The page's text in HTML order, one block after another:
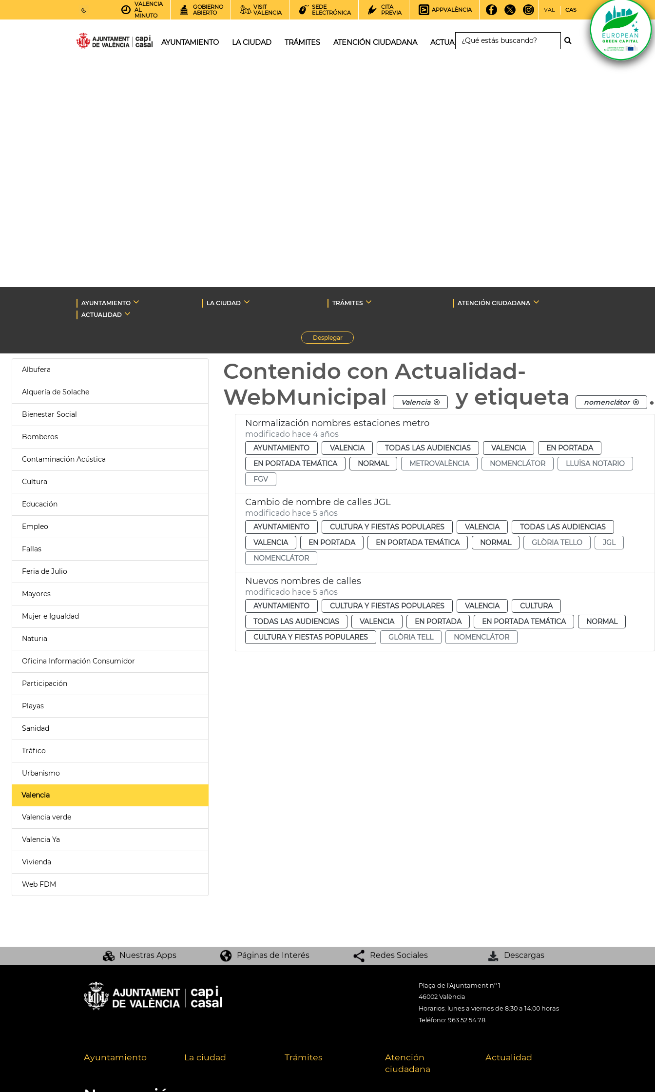
AEMET.GRADOS
VALENCIA
AL
MINUTO
GOBIERNO
ABIERTO
VISIT
VALENCIA
SEDE
ELECTRÓNICA
CITA
PREVIA
APPVALÈNCIA VAL CAS
AYUNTAMIENTO LA CIUDAD TRÁMITES ATENCIÓN CIUDADANA ACTUALIDAD
AYUNTAMIENTO LA CIUDAD TRÁMITES
ATENCIÓN CIUDADANA
ACTUALIDAD
Desplegar
Albufera
Alquería de Solache
Bienestar Social
Bomberos
Contaminación Acústica
Cultura
Educación
Empleo
Fallas
Feria de Julio
Mayores
Mujer e Igualdad
Naturia
Oficina Información Consumidor
Participación
Playas
Sanidad
Tráfico
Urbanismo
Valencia
Valencia verde
Valencia Ya
Vivienda
Web FDM
Contenido con Actualidad-
WebMunicipal
Valencia y etiqueta nomenclátor .
Normalización nombres estaciones metro
modificado hace 4 años
AYUNTAMIENTO VALENCIA TODAS LAS AUDIENCIAS VALENCIA
EN PORTADA
EN PORTADA TEMÁTICA
NORMAL METROVALÈNCIA NOMENCLÁTOR
LLUÏSA NOTARIO
FGV
Cambio de nombre de calles JGL
modificado hace 5 años
AYUNTAMIENTO CULTURA Y FIESTAS POPULARES VALENCIA
TODAS LAS AUDIENCIAS
VALENCIA
EN PORTADA EN PORTADA TEMÁTICA NORMAL GLÒRIA TELLO
JGL
NOMENCLÁTOR
Nuevos nombres de calles
modificado hace 5 años
AYUNTAMIENTO CULTURA Y FIESTAS POPULARES VALENCIA
CULTURA
TODAS LAS AUDIENCIAS
VALENCIA EN PORTADA EN PORTADA TEMÁTICA
NORMAL
CULTURA Y FIESTAS POPULARES
GLÒRIA TELL NOMENCLÁTOR
Nuestras Apps Páginas de Interés Redes Sociales Descargas
Plaça de l'Ajuntament nº 1
46002 València
Horarios: lunes a viernes de 8:30 a 14:00 horas
Teléfono: 963 52 54 78
Ayuntamiento La ciudad Trámites
Atención
ciudadana
Actualidad